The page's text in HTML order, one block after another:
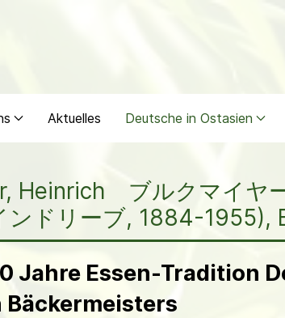
Aktuelles Deutsche in Ostasien
Heinrich ブルクマイヤ
ンドリーブ, 1884-1955),
Jahre Essen-Tradition